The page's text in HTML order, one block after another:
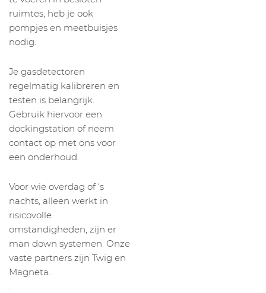
ruimtes, heb je ook
pompjes en meetbuisjes
nodig.
Je gasdetectoren
regelmatig kalibreren en
testen is belangrijk.
Gebruik hiervoor een
dockingstation of neem
contact op met ons voor
een onderhoud.
Voor wie overdag of ‘s
nachts, alleen werkt in
risicovolle
omstandigheden, zijn er
man down systemen. Onze
vaste partners zijn Twig en
Magneta.
.